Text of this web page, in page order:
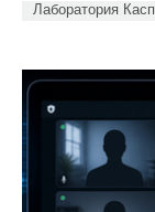
Лаборатория